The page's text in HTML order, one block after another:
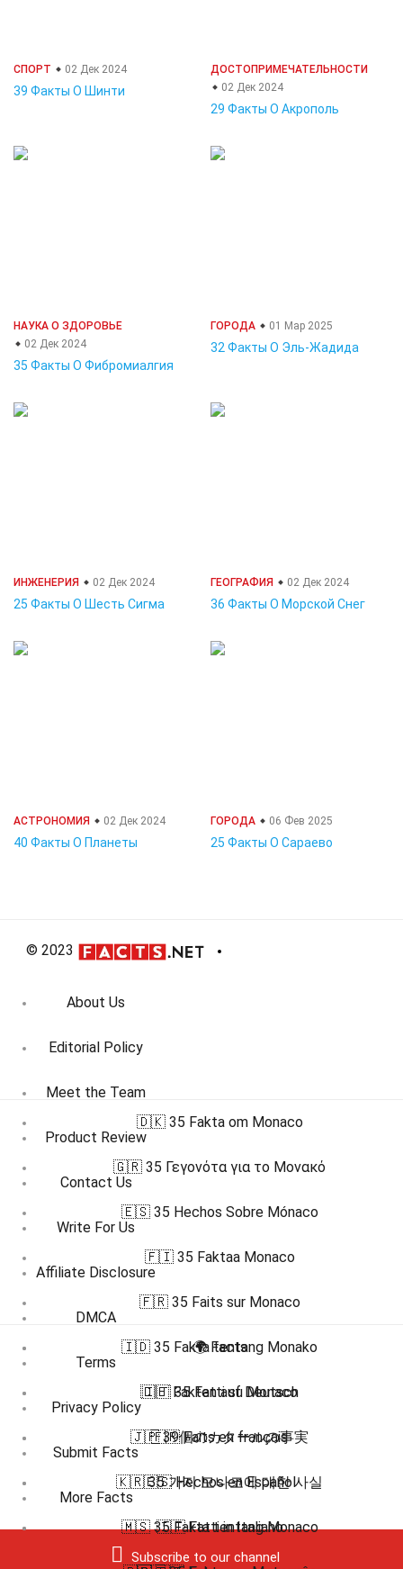
СПОРТ 02 Дек 2024
39 Факты О Шинти
ДОСТОПРИМЕЧАТЕЛЬНОСТИ
02 Дек 2024
29 Факты О Акрополь
НАУКА О ЗДОРОВЬЕ
02 Дек 2024
35 Факты О Фибромиалгия
ГОРОДА 01 Мар 2025
32 Факты О Эль-Жадида
ИНЖЕНЕРИЯ 02 Дек 2024
25 Факты О Шесть Сигма
ГЕОГРАФИЯ 02 Дек 2024
36 Факты О Морской Снег
АСТРОНОМИЯ 02 Дек 2024
40 Факты О Планеты
ГОРОДА 06 Фев 2025
25 Факты О Сараево
© 2023
About Us
Editorial Policy
Meet the Team
Product Review
Contact Us
Write For Us
Affiliate Disclosure
DMCA
Terms
Privacy Policy
Submit Facts
More Facts
Subscribe to our channel
🇩🇰 35 Fakta om Monaco
🇬🇷 35 Γεγονότα για το Μονακό
🇪🇸 35 Hechos Sobre Mónaco
🇫🇮 35 Faktaa Monaco
🇫🇷 35 Faits sur Monaco
🇮🇩 35 Fakta tentang Monako
🇮🇹 35 Fatti su Monaco
🇯🇵 39個のカタールの事実
🇰🇷 35 가지 모나코에 대한 사실
🇲🇸 35 Fakta tentang Monaco
🌍 Facts
🇩🇪 Fakten auf Deutsch
🇫🇷 Faits en français
🇪🇸 Hechos en Español
🇮🇹 Fatti in Italiano